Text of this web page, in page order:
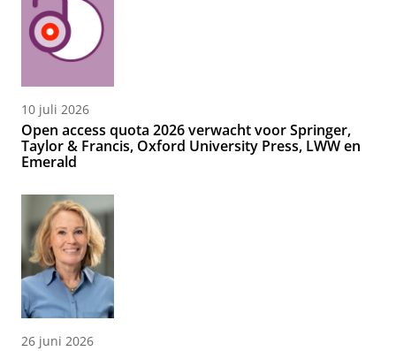
10 juli 2026
Open access quota 2026 verwacht voor Springer,
Taylor & Francis, Oxford University Press, LWW en
Emerald
26 juni 2026